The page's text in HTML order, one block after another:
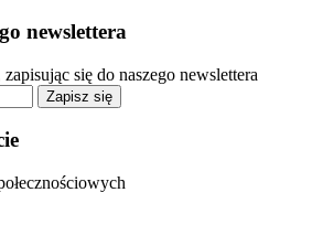
newslettera
się do naszego newslettera
Zapisz się